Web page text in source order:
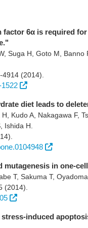
6α is required
Suga H, Goto M,
4914 (2014)
diet leads to
Kudo A, Nakagawa F,
Ishida H.
in one-
T, Sakuma T,
(2014)
induced